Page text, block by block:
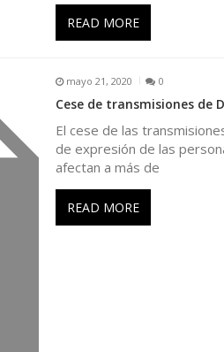
READ MORE
mayo 21, 2020 0
Cese de transmisiones de
El cese de las
de expresión de las
afectan a más de
READ MORE